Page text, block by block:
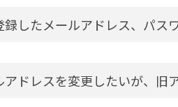
録したメールアドレス、パス
アドレスを変更したいが、旧